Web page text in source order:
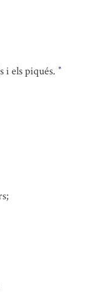
i els piqués. *